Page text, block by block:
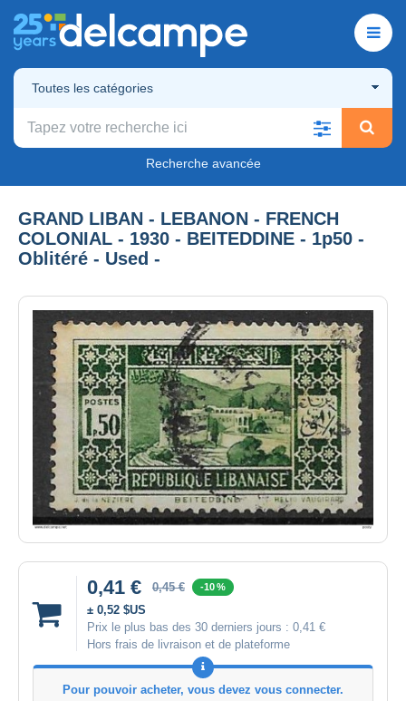
Toutes les catégories
Recherche avancée
GRAND LIBAN - LEBANON - FRENCH
COLONIAL - 1930 - BEITEDDINE - 1p50 -
Oblitéré - Used -
0,41 € 0,45 € -10 %
± 0,52 $US
Prix le plus bas des 30 derniers jours : 0,41 €
Hors frais de livraison et de plateforme
Pour pouvoir acheter, vous devez vous connecter.